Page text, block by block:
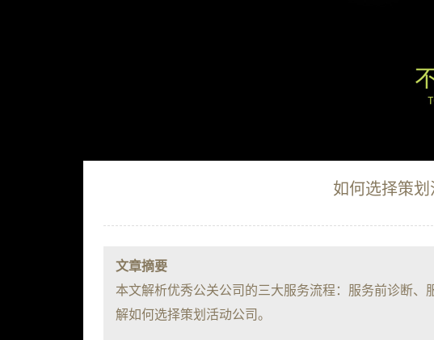
如何选择策
文章摘要
本文解析优秀公关公司的三大服务流程：服务前诊断
解如何选择策划活动公司。